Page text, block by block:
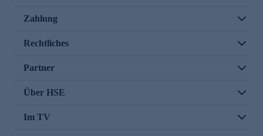
Zahlung
Rechtliches
Partner
Über HSE
Im TV